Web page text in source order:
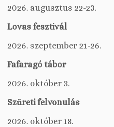
2026. augusztus 22-23.
Lovas fesztivál
2026. szeptember 21-26.
Fafaragó tábor
2026. október 3.
Szüreti felvonulás
2026. október 18.